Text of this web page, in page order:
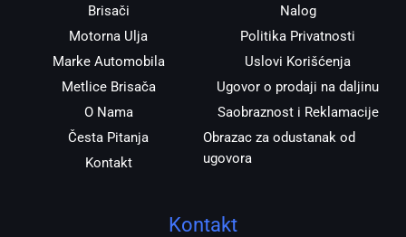
Brisači
Motorna Ulja
Marke Automobila
Metlice Brisača
O Nama
Česta Pitanja
Kontakt
Nalog
Politika Privatnosti
Uslovi Korišćenja
Ugovor o prodaji na daljinu
Saobraznost i Reklamacije
Obrazac za odustanak od
ugovora
Kontakt